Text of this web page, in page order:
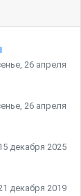
26 апреля
26 апреля
декабря 2025
декабря 2019